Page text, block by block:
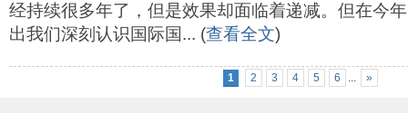
经持续很多年了，但是效果却面临着递减。但在今
出我们深刻认识国际国... (查看全文)
1 2 3 4 5 6 ... »